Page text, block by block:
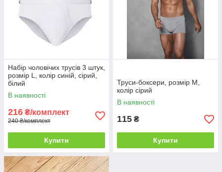
Набір чоловічих трусів 3 штук,
розмір L, колір синій, сірий,
білий
В наявності
216 ₴/комплект
240 ₴/комплект
Купити
Труси-боксери, розмір M,
колір сірий
В наявності
115 ₴
Купити